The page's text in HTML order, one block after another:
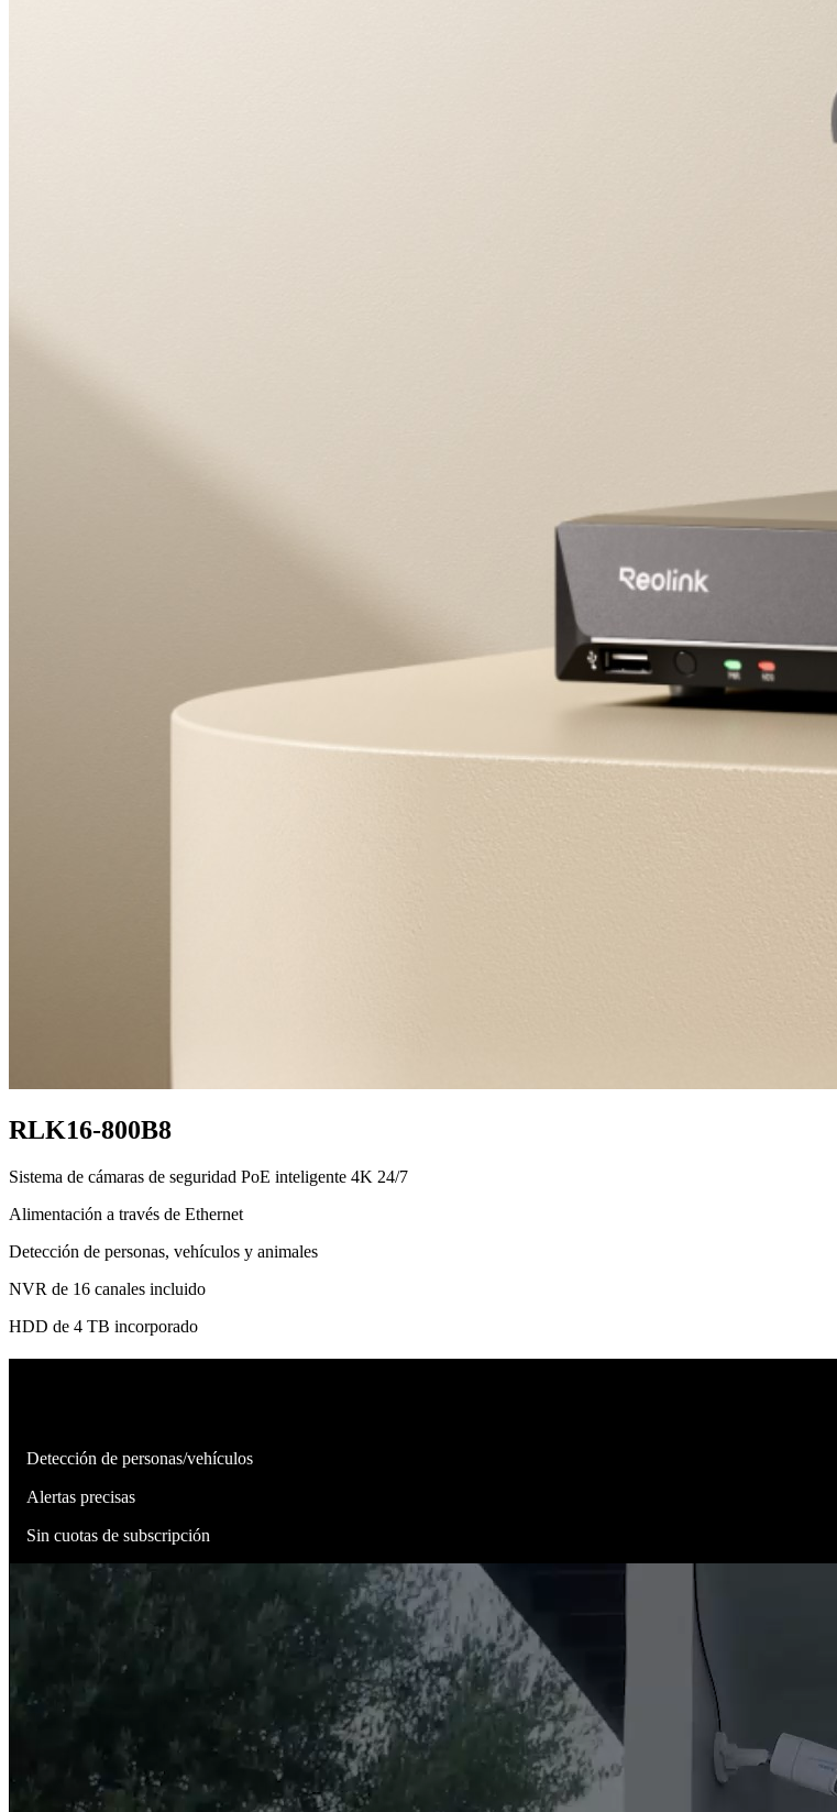
RLK16-800B8
Sistema de cámaras de seguridad PoE inteligente 4K 24/7
Alimentación a través de Ethernet
Detección de personas, vehículos y animales
NVR de 16 canales incluido
HDD de 4 TB incorporado
Detección de personas/vehículos
Alertas precisas
Sin cuotas de subscripción